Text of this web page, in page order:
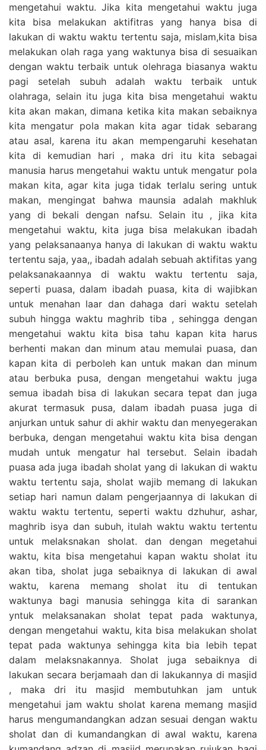
mengetahui waktu. Jika kita mengetahui waktu juga
kita bisa melakukan aktifitras yang hanya bisa di
lakukan di waktu waktu tertentu saja, mislam,kita bisa
melakukan olah raga yang waktunya bisa di sesuaikan
dengan waktu terbaik untuk olehraga biasanya waktu
pagi setelah subuh adalah waktu terbaik untuk
olahraga, selain itu juga kita bisa mengetahui waktu
kita akan makan, dimana ketika kita makan sebaiknya
kita mengatur pola makan kita agar tidak sebarang
atau asal, karena itu akan mempengaruhi kesehatan
kita di kemudian hari , maka dri itu kita sebagai
manusia harus mengetahui waktu untuk mengatur pola
makan kita, agar kita juga tidak terlalu sering untuk
makan, mengingat bahwa maunsia adalah makhluk
yang di bekali dengan nafsu. Selain itu , jika kita
mengetahui waktu, kita juga bisa melakukan ibadah
yang pelaksanaanya hanya di lakukan di waktu waktu
tertentu saja, yaa,, ibadah adalah sebuah aktifitas yang
pelaksanakaannya di waktu waktu tertentu saja,
seperti puasa, dalam ibadah puasa, kita di wajibkan
untuk menahan laar dan dahaga dari waktu setelah
subuh hingga waktu maghrib tiba , sehingga dengan
mengetahui waktu kita bisa tahu kapan kita harus
berhenti makan dan minum atau memulai puasa, dan
kapan kita di perboleh kan untuk makan dan minum
atau berbuka pusa, dengan mengetahui waktu juga
semua ibadah bisa di lakukan secara tepat dan juga
akurat termasuk pusa, dalam ibadah puasa juga di
anjurkan untuk sahur di akhir waktu dan menyegerakan
berbuka, dengan mengetahui waktu kita bisa dengan
mudah untuk mengatur hal tersebut. Selain ibadah
puasa ada juga ibadah sholat yang di lakukan di waktu
waktu tertentu saja, sholat wajib memang di lakukan
setiap hari namun dalam pengerjaannya di lakukan di
waktu waktu tertentu, seperti waktu dzhuhur, ashar,
maghrib isya dan subuh, itulah waktu waktu tertentu
untuk melaksnakan sholat. dan dengan megetahui
waktu, kita bisa mengetahui kapan waktu sholat itu
akan tiba, sholat juga sebaiknya di lakukan di awal
waktu, karena memang sholat itu di tentukan
waktunya bagi manusia sehingga kita di sarankan
yntuk melaksanakan sholat tepat pada waktunya,
dengan mengetahui waktu, kita bisa melakukan sholat
tepat pada waktunya sehingga kita bia lebih tepat
dalam melaksnakannya. Sholat juga sebaiknya di
lakukan secara berjamaah dan di lakukannya di masjid
, maka dri itu masjid membutuhkan jam untuk
mengetahui jam waktu sholat karena memang masjid
harus mengumandangkan adzan sesuai dengan waktu
sholat dan di kumandangkan di awal waktu, karena